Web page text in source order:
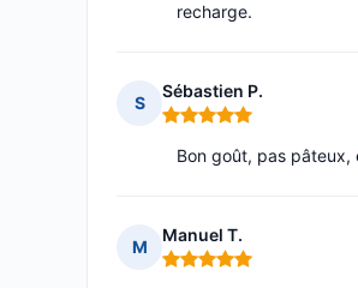
recharge.
S
Sébastien P.
Note : 5 sur 5
Bon goût, pas pâteux,
M
Manuel T.
Note : 5 sur 5